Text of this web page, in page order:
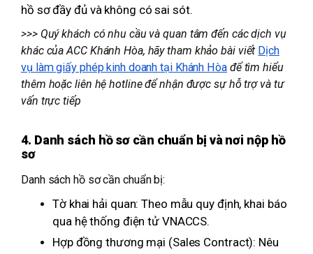
hồ sơ đầy đủ và không có sai sót.
>>> Quý khách có nhu cầu và quan tâm đến các dịch vụ
khác của ACC Khánh Hòa, hãy tham khảo bài viết Dịch
vụ làm giấy phép kinh doanh tại Khánh Hòađể tìm hiểu
thêm hoặc liên hệ hotline để nhận được sự hỗ trợ và tư
vấn trực tiếp
4. Danh sách hồ sơ cần chuẩn bị và nơi nộp hồ
sơ
Danh sách hồ sơ cần chuẩn bị:
Tờ khai hải quan: Theo mẫu quy định, khai báo
qua hệ thống điện tử VNACCS.
Hợp đồng thương mại (Sales Contract): Nêu